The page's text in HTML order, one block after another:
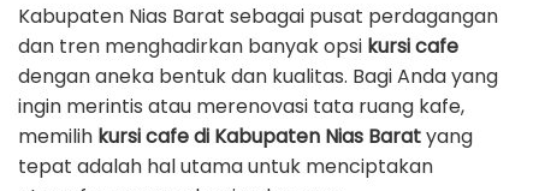
Kabupaten Nias Barat sebagai pusat perdagangan
dan tren menghadirkan banyak opsi kursi cafe
dengan aneka bentuk dan kualitas. Bagi Anda yang
ingin merintis atau merenovasi tata ruang kafe,
memilih kursi cafe di Kabupaten Nias Baratyang
tepat adalah hal utama untuk menciptakan